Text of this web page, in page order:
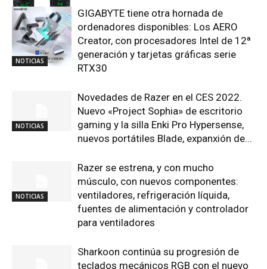
NOTICIAS
NOTICIAS
GIGABYTE tiene otra hornada de
ordenadores disponibles: Los AERO
Creator, con procesadores Intel de 12ª
generación y tarjetas gráficas serie
RTX30
NOTICIAS
Novedades de Razer en el CES 2022.
Nuevo «Project Sophia» de escritorio
gaming y la silla Enki Pro Hypersense,
nuevos portátiles Blade, expanxión de...
NOTICIAS
Razer se estrena, y con mucho
músculo, con nuevos componentes:
ventiladores, refrigeración líquida,
fuentes de alimentación y controlador
para ventiladores
Sharkoon continúa su progresión de
teclados mecánicos RGB con el nuevo